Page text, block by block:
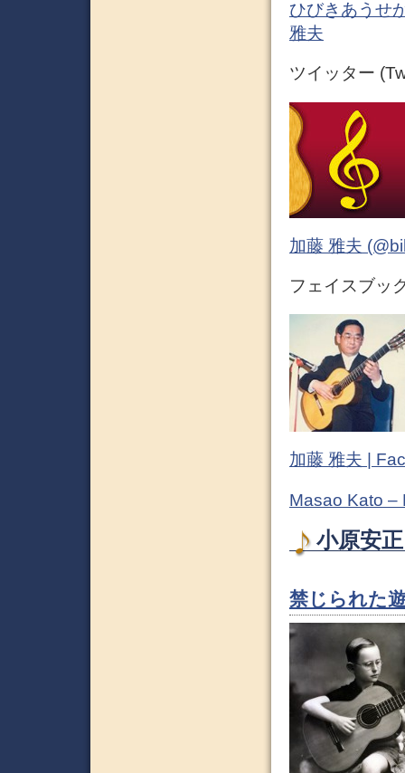
ひびきあうせ
雅夫
ツイッター
加藤 雅夫
フェイスブッ
加藤 雅夫 |
Masao Kato –
小原安
禁じられた